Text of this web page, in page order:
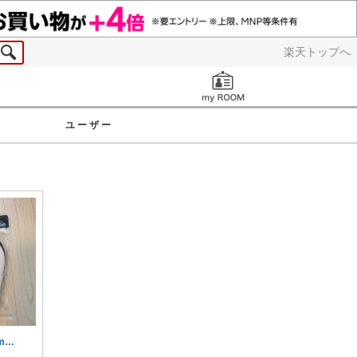
楽天トップへ
ユーザー
yuyu❀2児mama❀フォロバします